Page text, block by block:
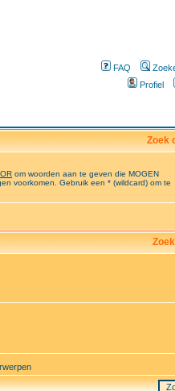
FAQ
Profiel
Zoek
OR om woorden aan te geven die MOGEN
voorkomen. Gebruik een * (wildcard) om te